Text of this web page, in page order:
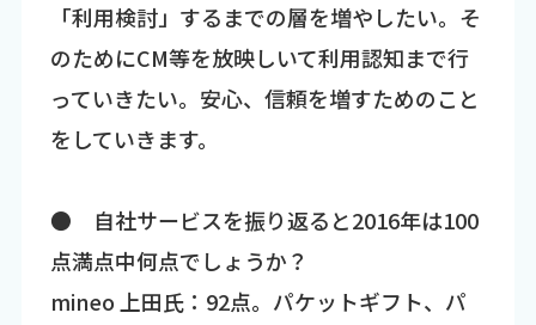
「利用検討」するまでの層を増やしたい。そ
のためにCM等を放映しいて利用認知まで行
っていきたい。安心、信頼を増すためのこと
をしていきます。
● 自社サービスを振り返ると2016年は100
点満点中何点でしょうか？
mineo 上田氏：92点。パケットギフト、パ